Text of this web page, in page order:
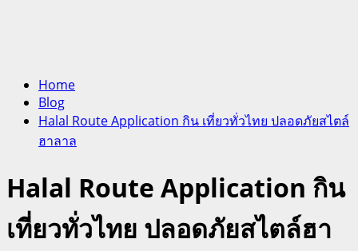
Home
Blog
Halal Route Application กิน เที่ยวทั่วไทย ปลอดภัยสไตล์
ฮาลาล
Halal Route Application กิน
เที่ยวทั่วไทย ปลอดภัยสไตล์ฮา